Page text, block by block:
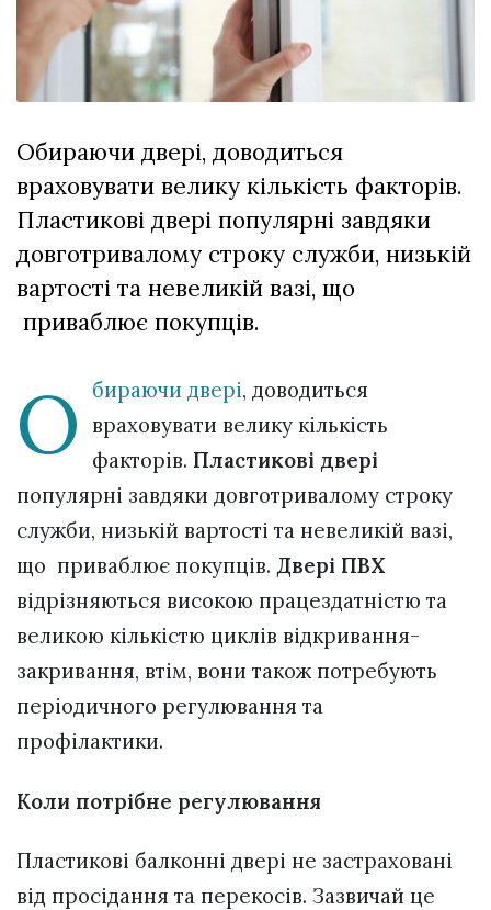
XIX
Спартакіада
VolWe...
29 Липня 2026
613 переглядів
Всі розділи
Персона
Лайф
Афіша
ZONE 18+
Контакти
Обираючи двері, доводиться
враховувати велику кількість факторів.
Пластикові двері популярні завдяки
довготривалому строку служби, низькій
вартості та невеликій вазі, що
приваблює покупців.
О бираючи двері, доводиться
враховувати велику кількість
факторів. Пластикові двері
популярні завдяки довготривалому строку
служби, низькій вартості та невеликій вазі,
що приваблює покупців. Двері ПВХ
відрізняються високою працездатністю та
великою кількістю циклів відкривання-
закривання, втім, вони також потребують
періодичного регулювання та
профілактики.
Коли потрібне регулювання
Пластикові балконні двері не застраховані
від просідання та перекосів. Зазвичай це